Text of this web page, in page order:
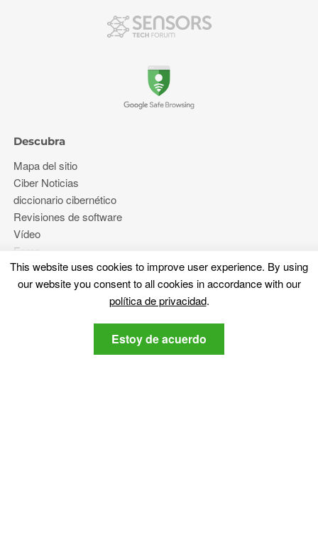
This website uses cookies to improve user experience. By using
our website you consent to all cookies in accordance with our
política de privacidad.
Estoy de acuerdo
Descubra
Mapa del sitio
Ciber Noticias
diccionario cibernético
Revisiones de software
Vídeo
Foros